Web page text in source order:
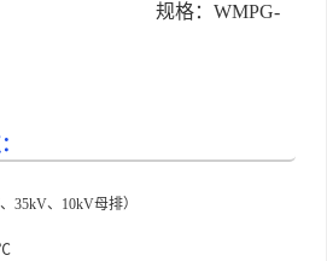
： WMPG-
35kV、10kV母排）